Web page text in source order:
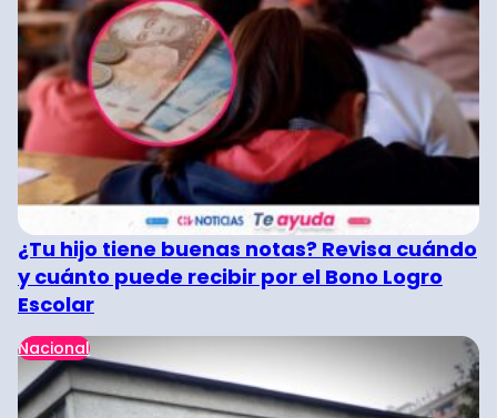
¿Tu hijo tiene buenas notas? Revisa cuándo
y cuánto puede recibir por el Bono Logro
Escolar
Nacional